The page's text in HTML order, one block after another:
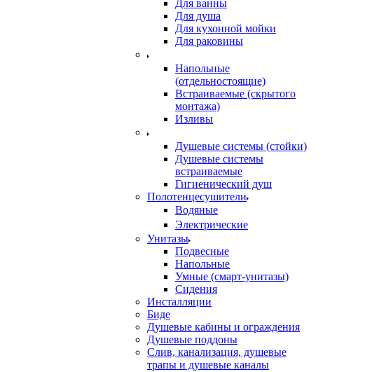
Для ванны
Для душа
Для кухонной мойки
Для раковины
Напольные
(отдельностоящие)
Встраиваемые (скрытого
монтажа)
Изливы
Душевые системы (стойки)
Душевые системы
встраиваемые
Гигиенический душ
Полотенцесушители
ㅤВодяные
ㅤЭлектрические
Унитазы
Подвесные
Напольные
Умные (смарт-унитазы)
Сидения
Инсталляции
Биде
Душевые кабины и ограждения
Душевые поддоны
Слив, канализация, душевые
трапы и душевые каналы